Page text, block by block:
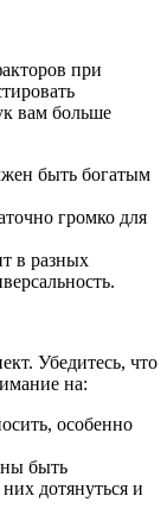
при
вам больше
быть богатым
громко для
в разных
Убедитесь, что
на:
особенно
быть
дотянуться и